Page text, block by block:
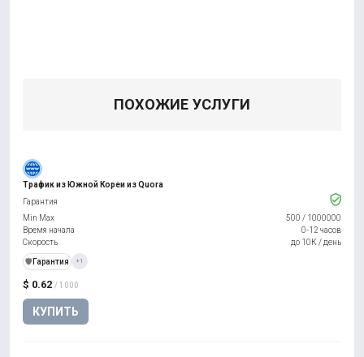
ПОХОЖИЕ УСЛУГИ
Трафик из Южной Кореи из Quora
$ 0.62 / 1000
КУПИТЬ
Гарантия
Min Max
500 / 1000000
Время начала
0-12 часов
Скорость
до 10К / день
️🛡️ Гарантия +1